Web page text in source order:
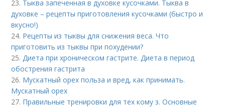
23. Тыква запеченная в духовке кусочками. Тыква в
духовке – рецепты приготовления кусочками (быстро и
вкусно!)
24. Рецепты из тыквы для снижения веса. Что
приготовить из тыквы при похудении?
25.Диета при хроническом гастрите. Диета в период
обострения гастрита
26. Мускатный орех польза и вред, как принимать.
Мускатный орех
27. Правильные тренировки для тех кому з. Основные